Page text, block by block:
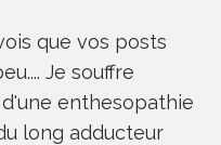
que vos posts
Je souffre
enthesopathie
long adducteur